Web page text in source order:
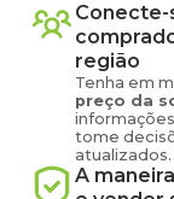
região
Tenha em
preço da
tome
atualizados.
A